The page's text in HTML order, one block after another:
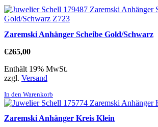
Zaremski Anhänger Scheibe Gold/Schwarz
€265,00
Enthält 19% MwSt.
zzgl. Versand
In den Warenkorb
Zaremski Anhänger Kreis Klein